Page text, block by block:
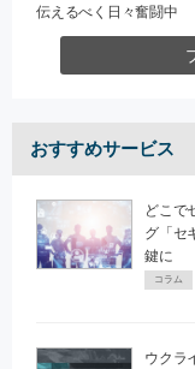
伝えるべく日々奮闘中
おすすめサービス
どこで
グ「セ
鍵に
コラム
ウクラ